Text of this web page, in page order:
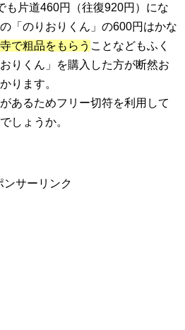
も片道460円（往復920円）にな
「のりおりくん」の600円はかな
で粗品をもらう ことなどもふく
りくん」を購入した方が断然お
ります。
あるためフリー切符を利用して
しょうか。
ンサーリンク